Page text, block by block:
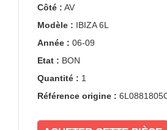
Côté : AV
Modèle : IBIZA 6L
Année : 06-09
Etat : BON
Quantité : 1
Référence origine :